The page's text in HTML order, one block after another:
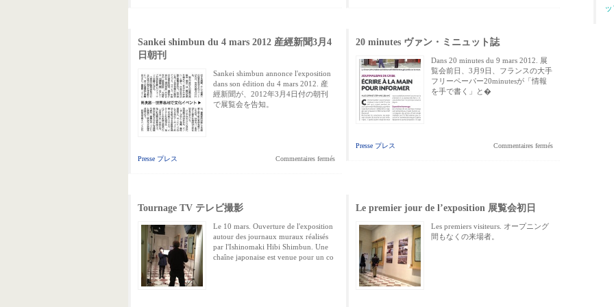
Sankei shimbun du 4 mars 2012 産經新聞3月4
日朝刊
Sankei shimbun annonce l'exposition
dans son édition du 4 mars 2012. 産
經新聞が、2012年3月4日付の朝刊
で展覧会を告知。
Presse プレス Commentaires fermés
20 minutes ヴァン・ミニュット誌
Dans 20 minutes du 9 mars 2012. 展
覧会前日、3月9日、フランスの大手
フリーペーパー20minutesが「情報
を手で書く」と�
Presse プレス Commentaires fermés
Tournage TV テレビ撮影
Le 10 mars. Ouverture de l'exposition
autour des journaux muraux réalisés
par l'Ishinomaki Hibi Shimbun. Une
chaîne japonaise est venue pour un co
Le premier jour de l’exposition 展覧会初日
Les premiers visiteurs. オープニング
間もなくの来場者。